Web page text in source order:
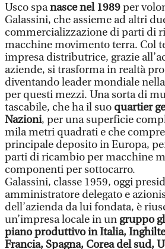
Usco spanasce nel 1989per
Galassini, che assieme ad altri
commercializzazione di parti di
macchine movimento terra. Col
impresa distributrice, grazie
aziende, si trasforma in realtà
diventando leader mondiale
per questi mezzi. Una sorta di
tascabile, che ha il suo quartier
Nazioni, per una superficie
mila metri quadrati e che
principale deposito in Europa,
parti di ricambio per macchine
componenti per sottocarro.
Galassini, classe 1959, oggi
amministratore delegato e
dell’azienda da lui fondata, è
un’impresa locale in un gruppo
piano produttivo in Italia,
Francia, Spagna, Corea del sud,